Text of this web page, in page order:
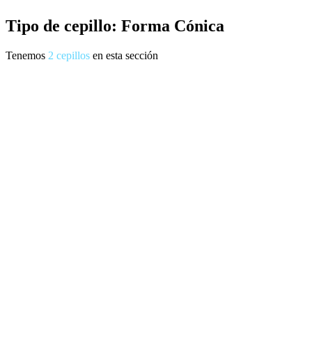
Tipo de cepillo: Forma Cónica
Tenemos 2 cepillos en esta sección